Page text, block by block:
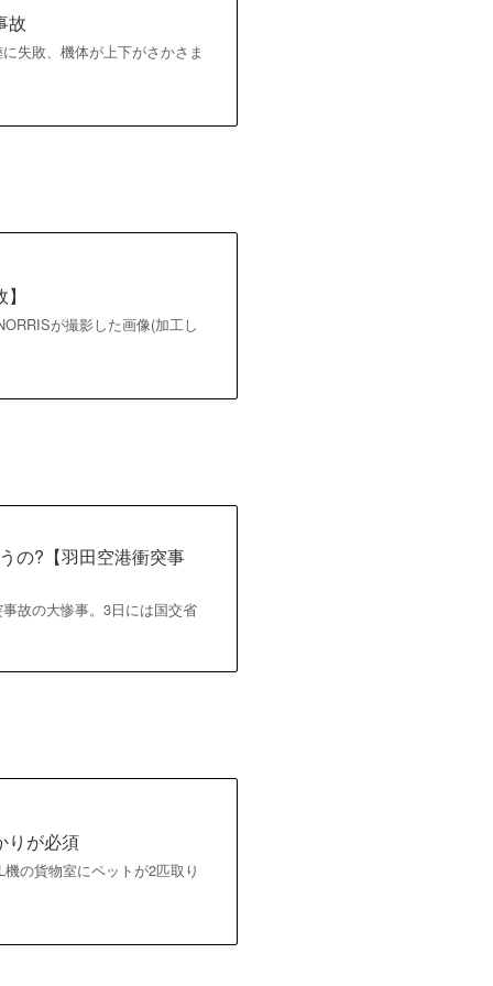
故
失敗、機体が上下がさかさま
が撮影した画像(加工し
の?【羽田空港衝突事
故の大惨事。3日には国交省
りが必須
の貨物室にペットが2匹取り